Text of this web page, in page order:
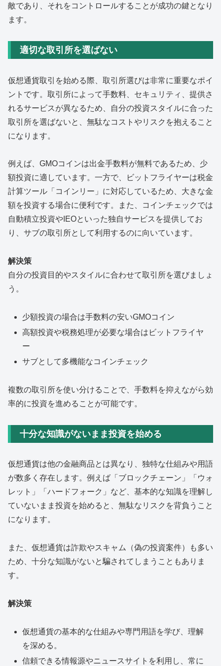
敵であり、それをコントロールすることが成功の鍵となり
ます。
適切な取引所を選ばない
仮想通貨取引を始める際、取引所選びは非常に重要なポイ
ントです。取引所によって手数料、セキュリティ、提供さ
れるサービスが異なるため、自分の投資スタイルに合った
取引所を選ばないと、無駄なコストやリスクを抱えること
になります。
例えば、GMOコインは出金手数料が無料であるため、少
額投資に適しています。一方で、ビットフライヤーは税金
計算ツール「コインリー」に対応しているため、大きな金
額を投資する場合に便利です。また、コインチェックでは
自動積立投資やIEOといった独自サービスを提供してお
り、サブの取引所として利用するのに向いています。
解決策
自分の投資目的やスタイルに合わせて取引所を選びましょ
う。
少額投資の場合は手数料の安いGMOコイン
高額投資や税務処理が必要な場合はビットフライヤ
ー
サブとして多機能なコインチェック
複数の取引所を使い分けることで、手数料を抑えながら効
率的に投資を進めることが可能です。
十分な知識がないまま投資を始める
仮想通貨は他の金融商品とは異なり、独特な仕組みや用語
が数多く存在します。例えば「ブロックチェーン」「ウォ
レット」「ハードフォーク」など、基本的な知識を理解し
ていないまま投資を始めると、無駄なリスクを背負うこと
になります。
また、仮想通貨は詐欺やスキャム（偽の投資案件）も多い
ため、十分な知識がないと騙されてしまうこともありま
す。
解決策
仮想通貨の基本的な仕組みや専門用語を学び、理解
を深める。
信頼できる情報源やニュースサイトを利用し、常に